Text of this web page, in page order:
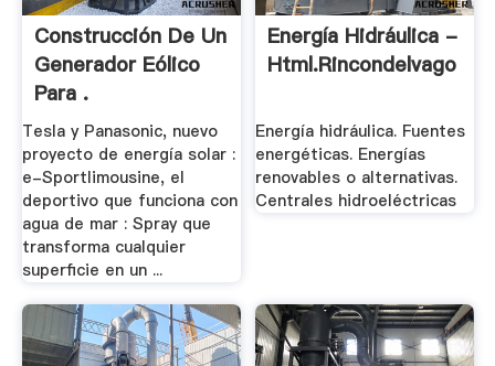
Construcción De Un
Generador Eólico
Para .
Tesla y Panasonic, nuevo
proyecto de energía solar :
e-Sportlimousine, el
deportivo que funciona con
agua de mar : Spray que
transforma cualquier
superficie en un ...
Energía Hidráulica -
Html.rincondelvago
Energía hidráulica. Fuentes
energéticas. Energías
renovables o alternativas.
Centrales hidroeléctricas